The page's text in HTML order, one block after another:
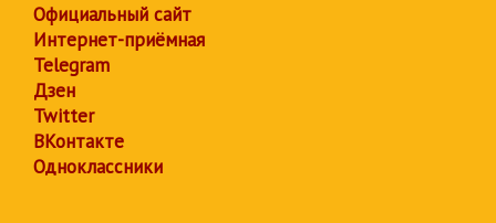
Официальный сайт
Интернет-приёмная
Telegram
Дзен
Twitter
ВКонтакте
Одноклассники